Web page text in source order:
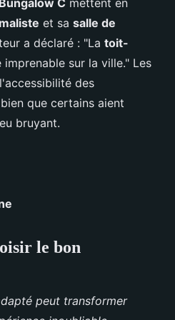
Bungalow C mettent en
et sa salle de
a déclaré : "La toit-
sur la ville." Les
des
que certains aient
bruyant.
le bon
peut transformer